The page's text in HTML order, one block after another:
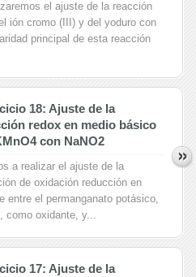
el ajuste de la reacción
ión cromo (III) y del yoduro con
principal de esta reacción
18: Ajuste de la
redox en medio básico
con NaNO2
a realizar el ajuste de la
de oxidación reducción en
entre el permanganato potásico,
como oxidante, y...
17: Ajuste de la